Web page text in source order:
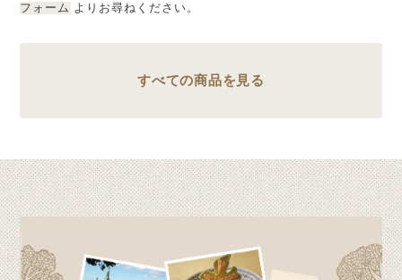
フォーム よりお尋ねください。
すべての商品を見る